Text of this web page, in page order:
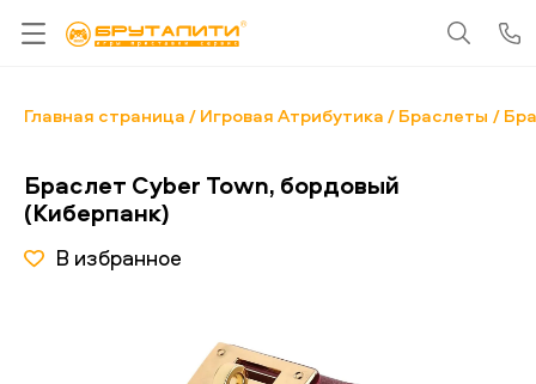
Главная страница Игровая Атрибутика Браслеты
Браслет Cyber Town, бордовый
(Киберпанк)
В избранное